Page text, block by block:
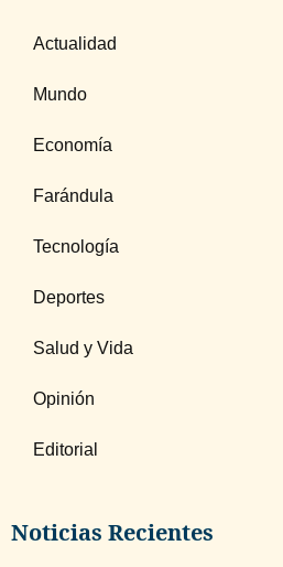
Actualidad
Mundo
Economía
Farándula
Tecnología
Deportes
Salud y Vida
Opinión
Editorial
Noticias Recientes